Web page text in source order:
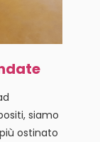
siamo
ostinato